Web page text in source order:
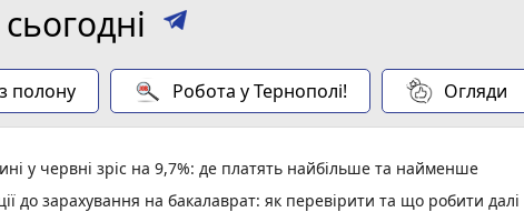
полону Робота у Тернополі! Огляди
у червні зріс на 9,7%: де платять найбільше та найменше
до зарахування на бакалаврат: як перевірити та що робити далі